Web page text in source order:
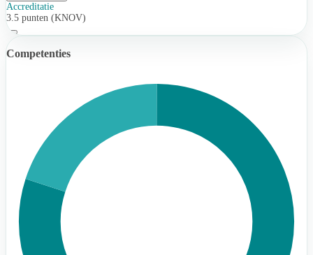
Accreditatie
3.5 punten (KNOV)
Competenties